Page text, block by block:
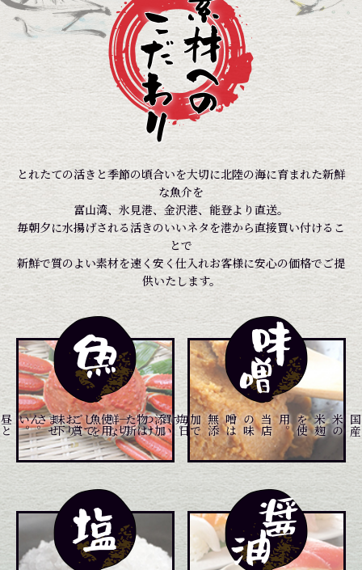
メニュー一覧はこちら
メニュー一覧はこちら
メニュー一覧はこちら
とれたての活きと季節の頃合いを大切に北陸の海に育まれた新鮮
な魚介を
富山湾、氷見港、金沢港、能登より直送。
毎朝夕に水揚げされる活きのいいネタを港から直接買い付けるこ
とで
新鮮で質のよい素材を速く安く仕入れお客様に安心の価格でご提
供いたします。
石
川
県
、
富
山
県
の
港
や
市
場
よ
り
毎
日
買
い
つ
け
た
新
鮮
な
魚
を
ご
賞
味
下
さい
。
す 。
当
店
の
味
噌
は
無
添
加
で
す
。
添
加
物
は
一
切
使
用
し
て
お
り
ま
せ
ん
。